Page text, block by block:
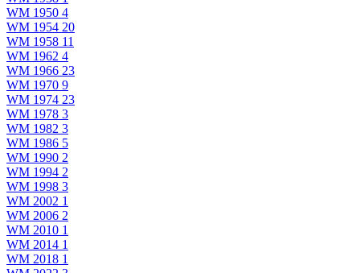
WM 1950 4
WM 1954 20
WM 1958 11
WM 1962 4
WM 1966 23
WM 1970 9
WM 1974 23
WM 1978 3
WM 1982 3
WM 1986 5
WM 1990 2
WM 1994 2
WM 1998 3
WM 2002 1
WM 2006 2
WM 2010 1
WM 2014 1
WM 2018 1